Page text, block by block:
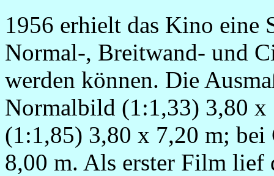
1956 erhielt das Kino eine
Normal-, Breitwand- und
werden können. Die
Normalbild (1:1,33) 3,80
(1:1,85) 3,80 x 7,20 m; bei
8,00 m. Als erster Film lief